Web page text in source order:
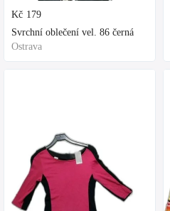
Kč 179
Svrchní oblečení vel. 86 černá
Ostrava